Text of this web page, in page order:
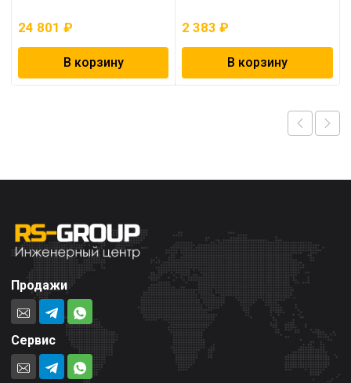
24 801 ₽
В корзину
2 383₽
В корзину
Продажи
Сервис